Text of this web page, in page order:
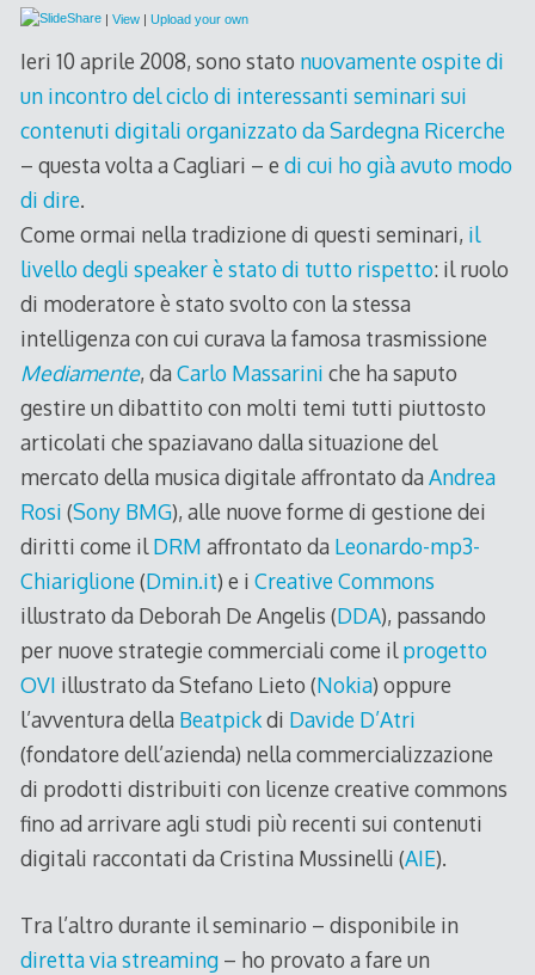
| View| Upload your own
Ieri 10 aprile 2008, sono stato nuovamente ospite di
un incontro del ciclo di interessanti seminari sui
contenuti digitali organizzato da Sardegna Ricerche
– questa volta a Cagliari – e di cui ho già avuto modo
di dire.
Come ormai nella tradizione di questi seminari, il
livello degli speaker è stato di tutto rispetto: il ruolo
di moderatore è stato svolto con la stessa
intelligenza con cui curava la famosa trasmissione
Mediamente, daCarlo Massarini che ha saputo
gestire un dibattito con molti temi tutti piuttosto
articolati che spaziavano dalla situazione del
mercato della musica digitale affrontato daAndrea
Rosi (Sony BMG), alle nuove forme di gestione dei
diritti come ilDRM affrontato da Leonardo-mp3-
Chiariglione(Dmin.it) e i Creative Commons
illustrato da Deborah De Angelis (DDA), passando
per nuove strategie commerciali come ilprogetto
OVI illustrato da Stefano Lieto (Nokia) oppure
l’avventura della Beatpickdi Davide D’Atri
(fondatore dell’azienda) nella commercializzazione
di prodotti distribuiti con licenze creative commons
fino ad arrivare agli studi più recenti sui contenuti
digitali raccontati da Cristina Mussinelli (AIE).
Tra l’altro durante il seminario – disponibile in
diretta via streaming– ho provato a fare un